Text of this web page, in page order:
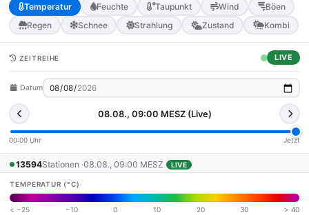
Temperatur Feuchte Taupunkt Wind
Böen
Regen
Schnee Strahlung Zustand Kombi
ZEITREIHE LIVE
Datum
08.08., 09:00 MESZ (Live)
00:00 Uhr Jetzt
13594Stationen ·08.08., 09:00 MESZ LIVE
TEMPERATUR (°C)
< −25 −10 0 10 20 30 > 40